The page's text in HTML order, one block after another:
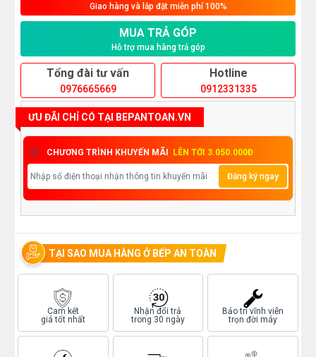
Giao hàng và lắp đặt miễn phí 100%
MUA TRẢ GÓP
Hỗ trợ mua hàng trả góp
Tổng đài tư vấn
0976665669
Hotline
0912331335
ƯU ĐÃI CHỈ CÓ TẠI BEPANTOAN.VN
CHƯƠNG TRÌNH KHUYẾN MÃI LÊN TỚI 3.050.000Đ
Đăng ký ngay
TẠI SAO MUA HÀNG Ở BẾP AN TOÀN
Cam kết
giá tốt nhất
Nhận đổi trả
trong 30 ngày
Bảo trì vĩnh viễn
trọn đời máy